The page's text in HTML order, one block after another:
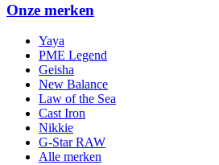
Onze merken
Yaya
PME Legend
Geisha
New Balance
Law of the Sea
Cast Iron
Nikkie
G-Star RAW
Alle merken